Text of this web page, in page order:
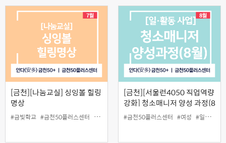
[금천][나눔교실] 싱잉볼 힐링
명상
#금빛학교 #금천50플러스센터 #나눔교실 #명상 #힐링
[금천][서울런4050 직업역량
강화] 청소매니저 양성 과정(8
월)
#금천50플러스센터 #여성 #일 #일활